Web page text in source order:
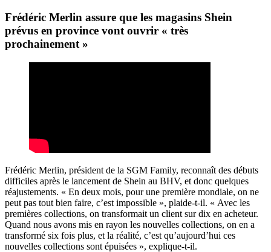
Frédéric Merlin assure que les magasins Shein
prévus en province vont ouvrir « très
prochainement »
Frédéric Merlin, président de la SGM Family, reconnaît des débuts
difficiles après le lancement de Shein au BHV, et donc quelques
réajustements. « En deux mois, pour une première mondiale, on ne
peut pas tout bien faire, c’est impossible », plaide-t-il. « Avec les
premières collections, on transformait un client sur dix en acheteur.
Quand nous avons mis en rayon les nouvelles collections, on en a
transformé six fois plus, et la réalité, c’est qu’aujourd’hui ces
nouvelles collections sont épuisées », explique-t-il.